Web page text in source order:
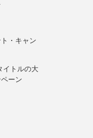
・キャン
イトルの大
ーン